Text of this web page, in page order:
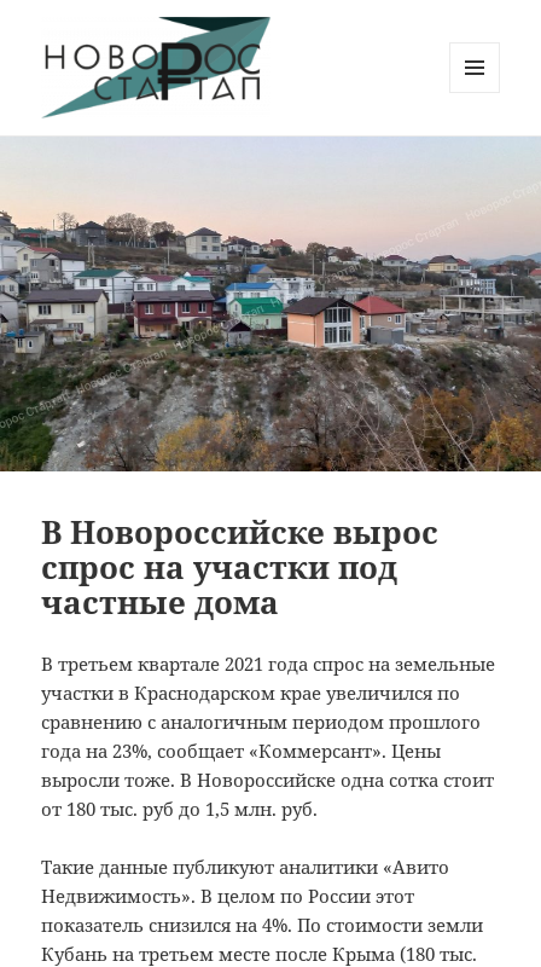
ВИДЖЕТЫ
В Новороссийске вырос
спрос на участки под
частные дома
В третьем квартале 2021 года спрос на земельные
участки в Краснодарском крае увеличился по
сравнению с аналогичным периодом прошлого
года на 23%, сообщает «Коммерсант». Цены
выросли тоже. В Новороссийске одна сотка стоит
от 180 тыс. руб до 1,5 млн. руб.
Такие данные публикуют аналитики «Авито
Недвижимость». В целом по России этот
показатель снизился на 4%. По стоимости земли
Кубань на третьем месте после Крыма (180 тыс.